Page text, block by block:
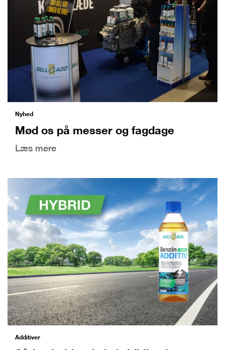
Nyhed
Mød os på messer og fagdage
Læs mere
Additiver